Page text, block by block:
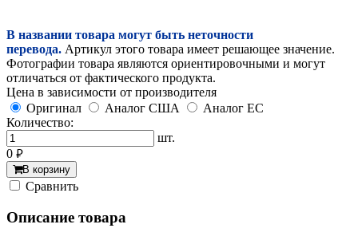
В названии товара могут быть неточности
перевода. Артикул этого товара имеет решающее значение.
Фотографии товара являются ориентировочными и могут
отличаться от фактического продукта.
Цена в зависимости от производителя
Оригинал
Аналог США
Аналог ЕС
Количество:
шт.
0 руб.
В корзину
Cравнить
Описание товара